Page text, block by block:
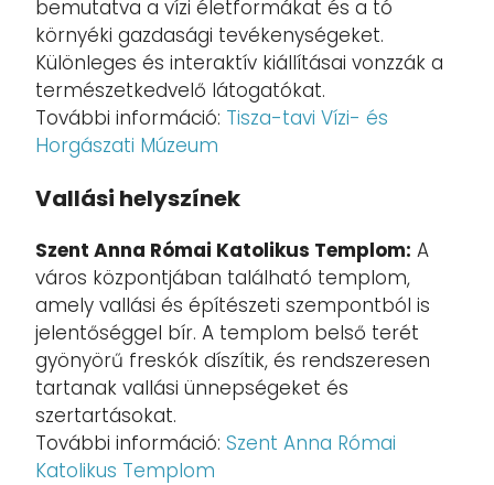
bemutatva a vízi életformákat és a tó
környéki gazdasági tevékenységeket.
Különleges és interaktív kiállításai vonzzák a
természetkedvelő látogatókat.
További információ: Tisza-tavi Vízi- és
Horgászati Múzeum
Vallási helyszínek
Szent Anna Római Katolikus Templom: A
város központjában található templom,
amely vallási és építészeti szempontból is
jelentőséggel bír. A templom belső terét
gyönyörű freskók díszítik, és rendszeresen
tartanak vallási ünnepségeket és
szertartásokat.
További információ: Szent Anna Római
Katolikus Templom